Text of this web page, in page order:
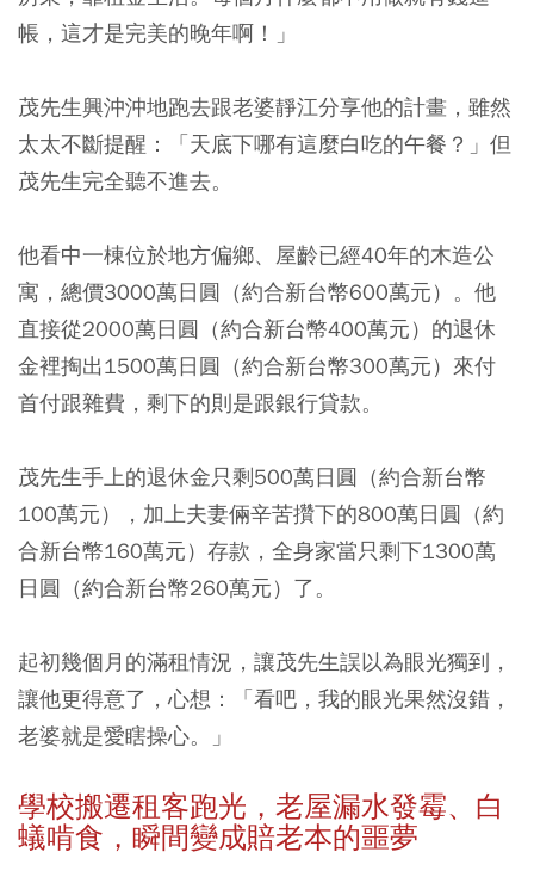
帳，這才是完美的晚年啊！」
茂先生興沖沖地跑去跟老婆靜江分享他的計畫，雖然
太太不斷提醒：「天底下哪有這麼白吃的午餐？」但
茂先生完全聽不進去。
他看中一棟位於地方偏鄉、屋齡已經40年的木造公
寓，總價3000萬日圓（約合新台幣600萬元）。他
直接從2000萬日圓（約合新台幣400萬元）的退休
金裡掏出1500萬日圓（約合新台幣300萬元）來付
首付跟雜費，剩下的則是跟銀行貸款。
茂先生手上的退休金只剩500萬日圓（約合新台幣
100萬元），加上夫妻倆辛苦攢下的800萬日圓（約
合新台幣160萬元）存款，全身家當只剩下1300萬
日圓（約合新台幣260萬元）了。
起初幾個月的滿租情況，讓茂先生誤以為眼光獨到，
讓他更得意了，心想：「看吧，我的眼光果然沒錯，
老婆就是愛瞎操心。」
學校搬遷租客跑光，老屋漏水發霉、白
蟻啃食，瞬間變成賠老本的噩夢